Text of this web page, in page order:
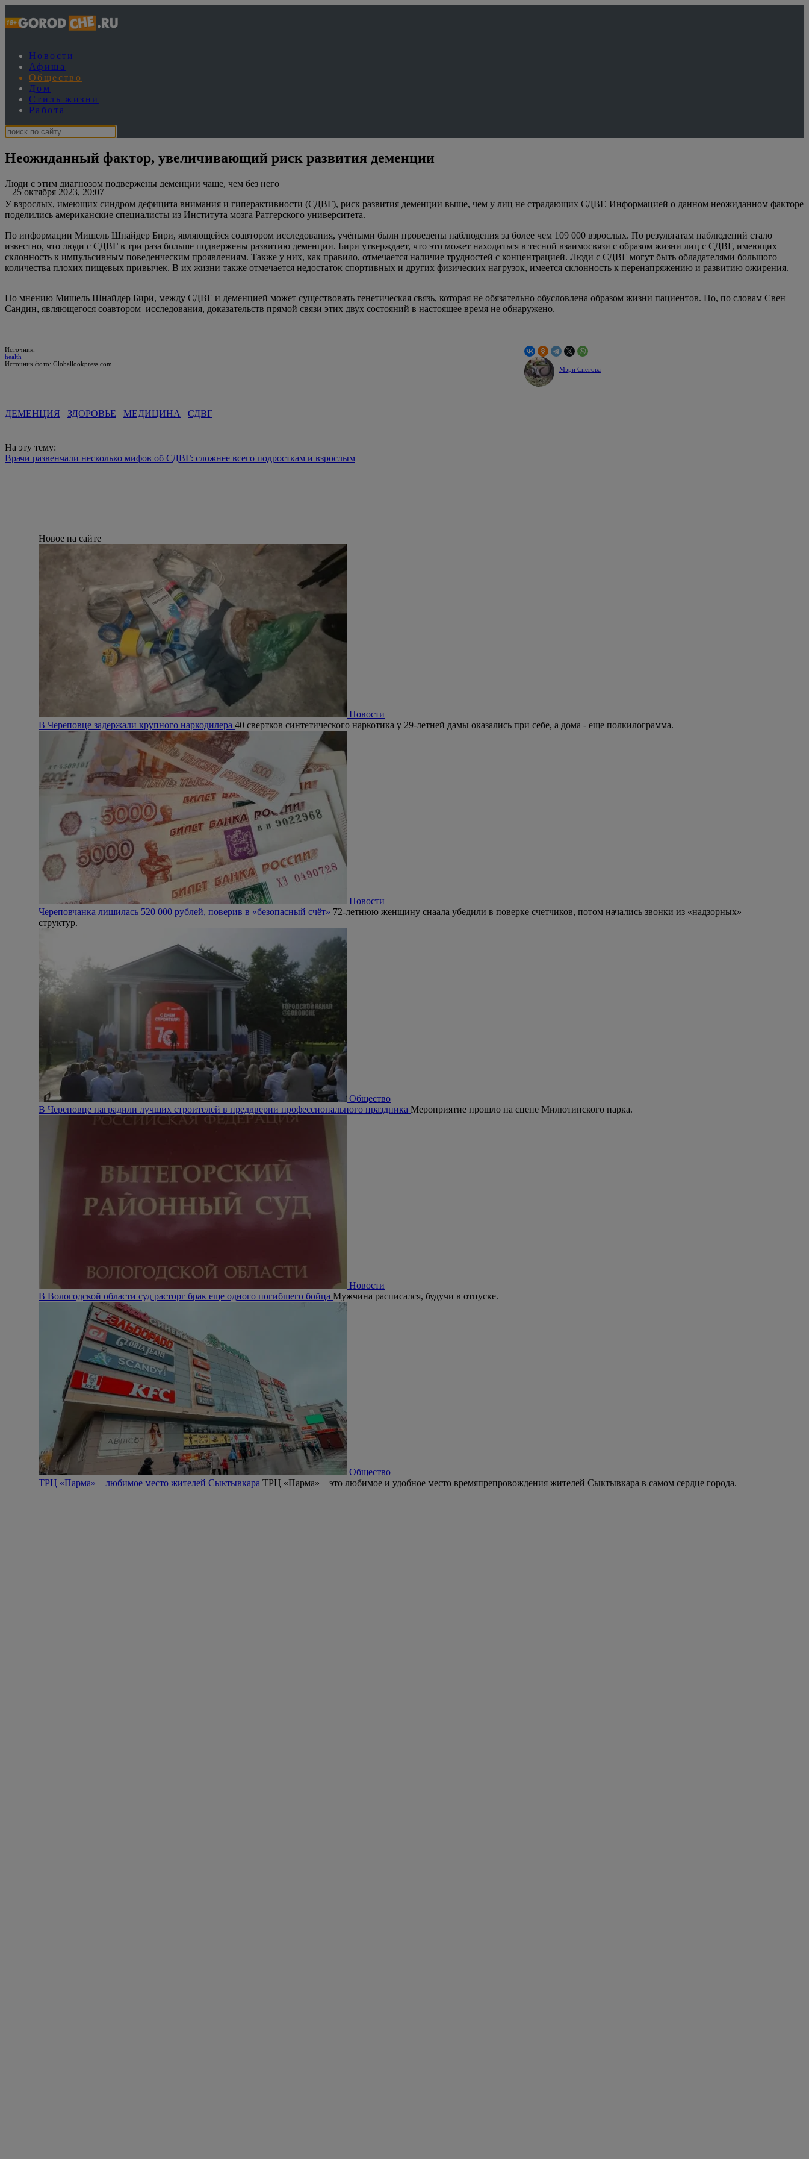
Новости
Афиша
Общество
Дом
Стиль жизни
Работа
Неожиданный фактор, увеличивающий риск развития деменции
25 октября 2023, 20:07
Люди с этим диагнозом подвержены деменции чаще, чем без него
У взрослых, имеющих синдром дефицита внимания и гиперактивности (СДВГ), риск развития деменции выше, чем у лиц не страдающих СДВГ. Информацией о данном неожиданном факторе
поделились американские специалисты из Института мозга Ратгерского университета.
По информации Мишель Шнайдер Бири, являющейся соавтором исследования, учёными были проведены наблюдения за более чем 109 000 взрослых. По результатам наблюдений стало
известно, что люди с СДВГ в три раза больше подвержены развитию деменции. Бири утверждает, что это может находиться в тесной взаимосвязи с образом жизни лиц с СДВГ, имеющих
склонность к импульсивным поведенческим проявлениям. Также у них, как правило, отмечается наличие трудностей с концентрацией. Люди с СДВГ могут быть обладателями большого
количества плохих пищевых привычек. В их жизни также отмечается недостаток спортивных и других физических нагрузок, имеется склонность к перенапряжению и развитию ожирения.
По мнению Мишель Шнайдер Бири, между СДВГ и деменцией может существовать генетическая связь, которая не обязательно обусловлена образом жизни пациентов. Но, по словам Свен
Сандин, являющегося соавтором исследования, доказательств прямой связи этих двух состояний в настоящее время не обнаружено.
Источник:
health
Источник фото: Globallookpress.com
Мэри Снегова
ДЕМЕНЦИЯ ЗДОРОВЬЕ МЕДИЦИНА СДВГ
На эту тему:
Врачи развенчали несколько мифов об СДВГ: сложнее всего подросткам и взрослым
Новое на сайте
Новости
В Череповце задержали крупного наркодилера 40 свертков синтетического наркотика у 29-летней дамы оказались при себе, а дома - еще полкилограмма.
Новости
Череповчанка лишилась 520 000 рублей, поверив в «безопасный счёт» 72-летнюю женщину снаала убедили в поверке счетчиков, потом начались звонки из «надзорных»
структур.
Общество
В Череповце наградили лучших строителей в преддверии профессионального праздника Мероприятие прошло на сцене Милютинского парка.
Новости
В Вологодской области суд расторг брак еще одного погибшего бойца Мужчина расписался, будучи в отпуске.
Общество
ТРЦ «Парма» – любимое место жителей Сыктывкара ТРЦ «Парма» – это любимое и удобное место времяпрепровождения жителей Сыктывкара в самом сердце города.